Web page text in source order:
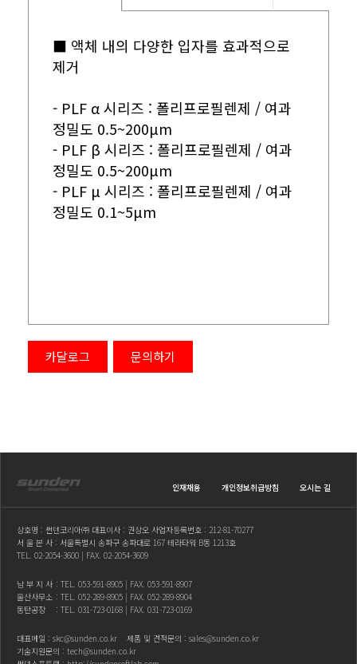
■ 액체 내의 다양한 입자를 효과적으로
제거
- PLF α 시리즈 : 폴리프로필렌제 / 여과
정밀도 0.5~200μm
- PLF β 시리즈 : 폴리프로필렌제 / 여과
정밀도 0.5~200μm
- PLF μ 시리즈 : 폴리프로필렌제 / 여과
정밀도 0.1~5μm
카달로그 문의하기
인재채용 개인정보취급방침 오시는 길
상호명 : 썬덴코리아㈜ 대표이사 : 권상오 사업자등록번호 : 212-81-70277
서 울 본 사 : 서울특별시 송파구 송파대로 167 테라타워 B동 1213호
TEL. 02-2054-3600 | FAX. 02-2054-3609
남 부 지 사 : TEL. 053-591-8905 | FAX. 053-591-8907
울산사무소 : TEL. 052-289-8905 | FAX. 052-289-8904
동탄공장
: TEL. 031-723-0168 | FAX. 031-723-0169
대표메일 : skc@sunden.co.kr 제품 및 견적문의 : sales@sunden.co.kr
기술지원문의 : tech@sunden.co.kr